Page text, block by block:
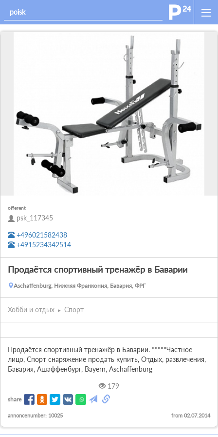
offerent
psk_117345
+496021582438
+4915234342514
Продаётся спортивный тренажёр в Баварии
Aschaffenburg, Нижняя Франкония, Бавария, ФРГ
Хобби и отдых Спорт
Продаётся спортивный тренажёр в Баварии. *****Частное
лицо, Спорт снаряжение продать купить, Отдых, развлечения,
Бавария, Ашаффенбург, Bayern, Aschaffenburg
179
share
annoncenumber: 10025 from 02.07.2014